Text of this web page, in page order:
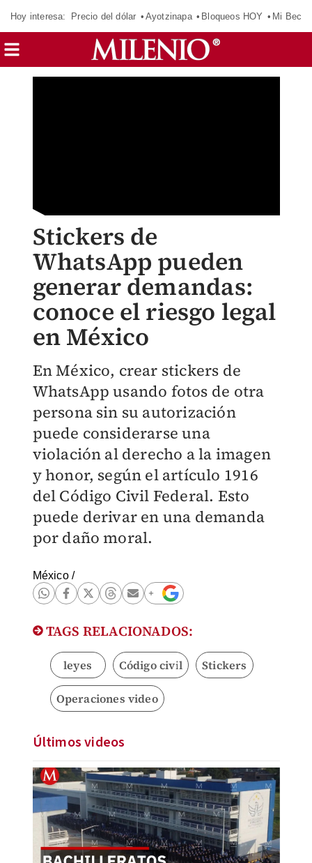
Hoy interesa: Precio del dólar Ayotzinapa Bloqueos HOY Mi Beca
Stickers de
WhatsApp pueden
generar demandas:
conoce el riesgo legal
en México
En México, crear stickers de
WhatsApp usando fotos de otra
persona sin su autorización
puede considerarse una
violación al derecho a la imagen
y honor, según el artículo 1916
del Código Civil Federal. Esto
puede derivar en una demanda
por daño moral.
México/
TAGS RELACIONADOS:
leyes Código civil Stickers
Operaciones video
Últimos videos